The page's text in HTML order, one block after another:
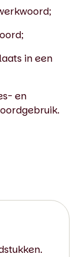
in een
en